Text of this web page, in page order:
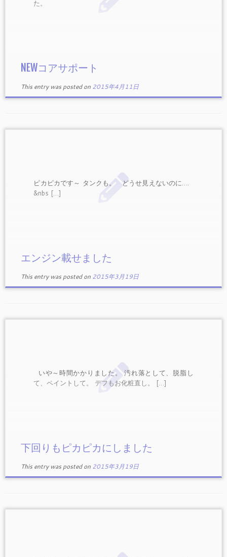
た。
NEWコアサポート
This entry was posted on 2015年4月11日
ピカピカです～ タンクも。 どうせ見えないのに….
&nbs […]
エンジン載せました
This entry was posted on 2015年3月19日
いや～時間かかりました。 汚れ落として、脱脂し
て、ペイントして。 デフもお化粧直し。 […]
下回りもピカピカにしました
This entry was posted on 2015年3月19日